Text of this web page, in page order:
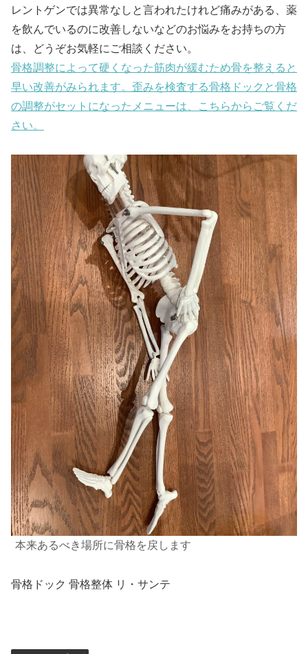
レントゲンでは異常なしと言われたけれど痛みがある、薬
を飲んでいるのに改善しないなどのお悩みをお持ちの方
は、どうぞお気軽にご相談ください。
骨格調整によって硬くなった筋肉が緩むため骨を整えると
早い改善がみられます。歪みを検査する骨格ドックと骨格
の調整がセットになったメニューは、こちらからご覧くだ
さい。
本来あるべき場所に骨格を戻します
骨格ドック 骨格整体 リ・サンテ